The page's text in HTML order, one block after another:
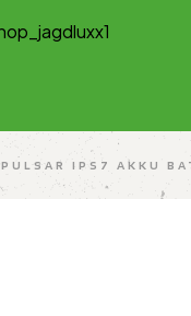
PULSAR IPS7 AKKU